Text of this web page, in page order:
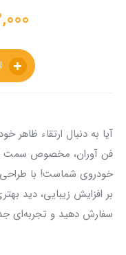
آیا به دنبال ارتقاء
فن آوران، مخصوص سمت
خودروی شماست! با طراحی
بر افزایش زیبایی، دید
سفارش دهید و تجربه‌ای